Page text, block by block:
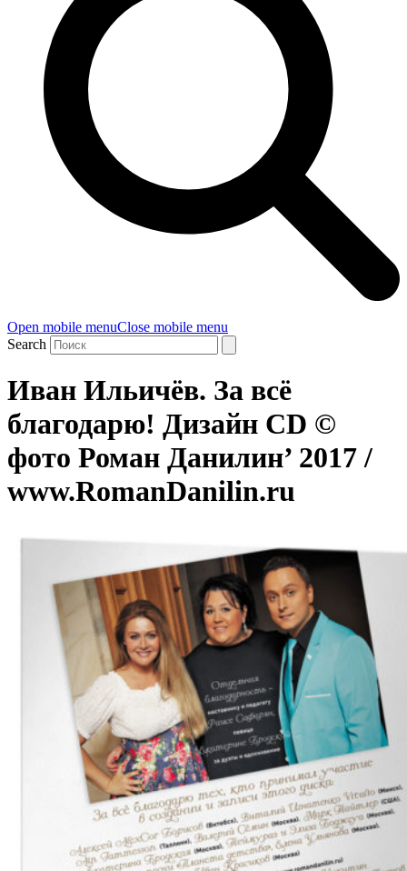
Open mobile menuClose mobile menu
Search
Иван Ильичёв. За всё
благодарю! Дизайн CD ©
фото Роман Данилин’ 2017 /
www.RomanDanilin.ru